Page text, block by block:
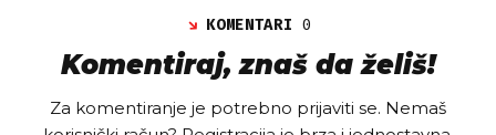
KOMENTARI0
Komentiraj, znaš da želiš!
Za komentiranje je potrebno prijaviti se. Nemaš